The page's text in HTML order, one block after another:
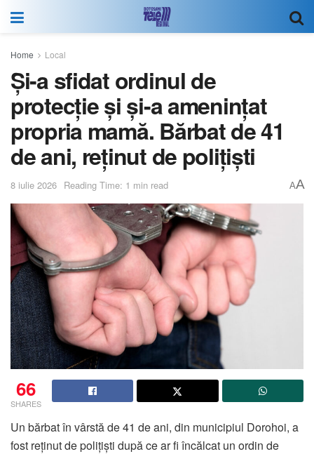
Home Local
Și-a sfidat ordinul de
protecție și și-a amenințat
propria mamă. Bărbat de 41
de ani, reținut de polițiști
8 iulie 2026 Reading Time: 1 min read AA
66
SHARES
Un bărbat în vârstă de 41 de ani, din municipiul Dorohoi, a
fost reținut de polițiști după ce ar fi încălcat un ordin de